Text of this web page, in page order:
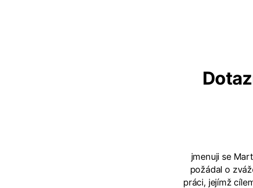
jmenuji se
požádal o
práci, jejímž